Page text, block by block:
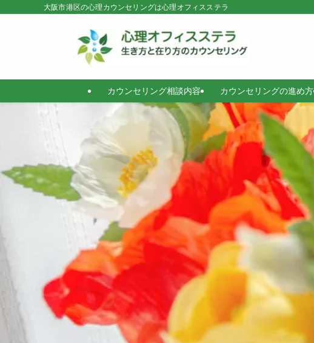
大阪市港区の心理カウンセリングは心理オフィスステラ
カウンセリング相談内容 カウンセリングの進め方